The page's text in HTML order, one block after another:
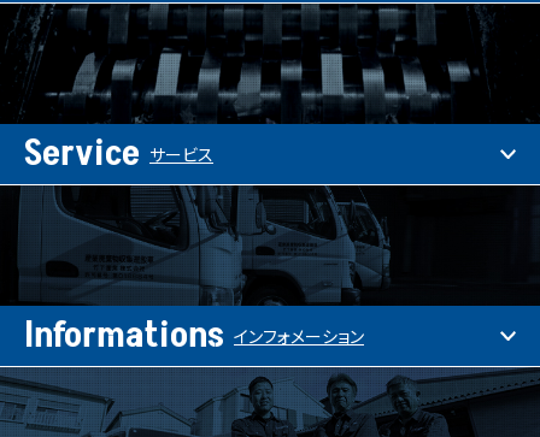
Service サービス
Informations インフォメーション